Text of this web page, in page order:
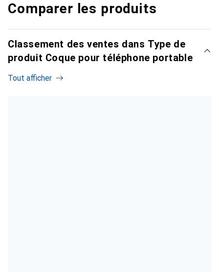
Comparer les produits
Classement des ventes dans Type de
produit Coque pour téléphone portable
Tout afficher